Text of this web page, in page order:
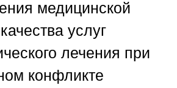
медицинской
услуг
лечения при
конфликте